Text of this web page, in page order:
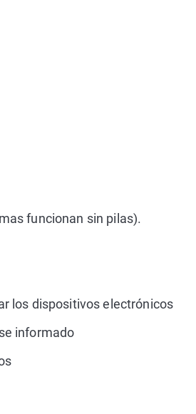
funcionan sin pilas).
los dispositivos electrónicos
informado